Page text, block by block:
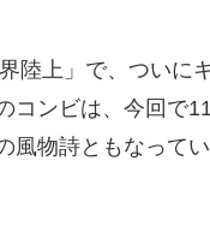
陸上」で、ついに
コンビは、今回で
風物詩ともなって